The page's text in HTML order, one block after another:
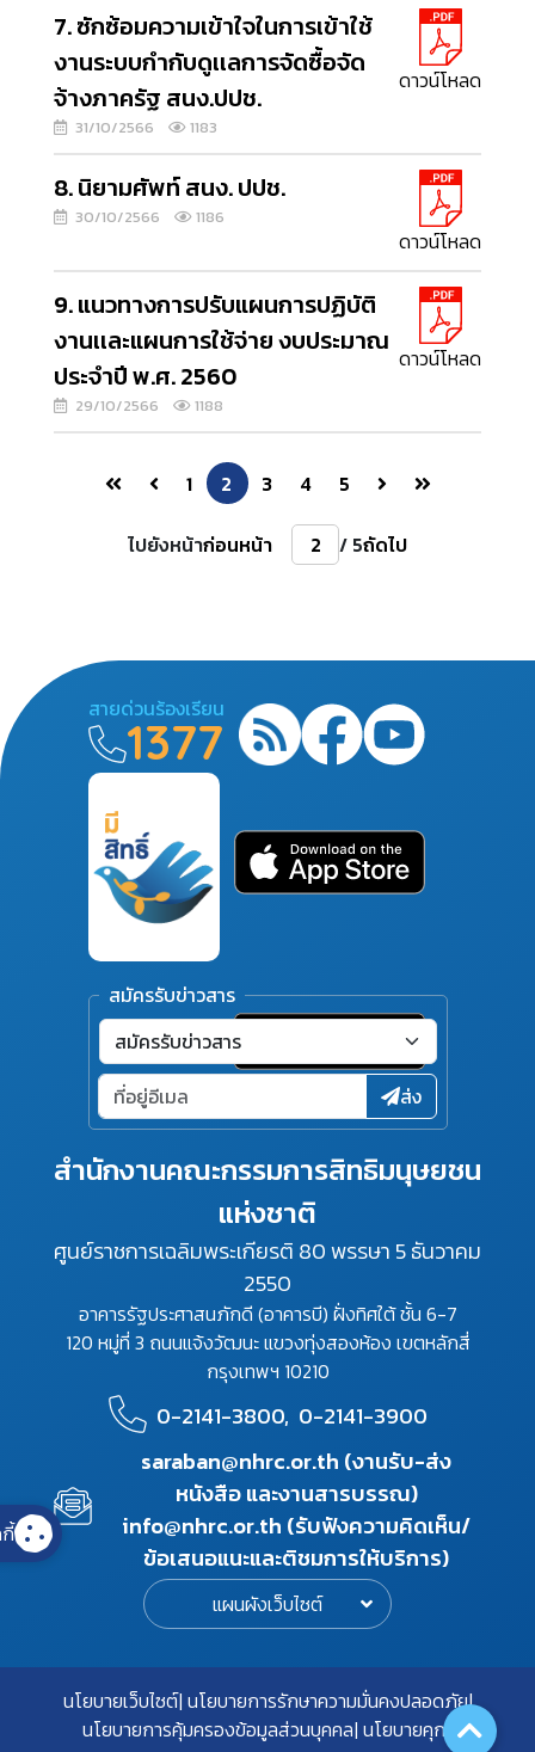
7. ซักซ้อมความเข้าใจในการเข้าใช้
งานระบบกำกับดูเเลการจัดซื้อจัด
จ้างภาครัฐ สนง.ปปช.
31/10/2566 1183
ดาวน์โหลด
8. นิยามศัพท์ สนง. ปปช.
30/10/2566 1186
ดาวน์โหลด
9. แนวทางการปรับแผนการปฏิบัติ
งานเเละแผนการใช้จ่าย งบประมาณ
ประจำปี พ.ศ. 2560
29/10/2566 1188
ดาวน์โหลด
1 2 3 4 5
ไปยังหน้าก่อนหน้า / 5ถัดไป
สำนักงานคณะกรรมการสิทธิมนุษยชน
แห่งชาติ
ศูนย์ราชการเฉลิมพระเกียรติ 80 พรรษา 5 ธันวาคม
2550
อาคารรัฐประศาสนภักดี (อาคารบี) ฝั่งทิศใต้ ชั้น 6-7
120 หมู่ที่ 3 ถนนแจ้งวัฒนะ แขวงทุ่งสองห้อง เขตหลักสี่
กรุงเทพฯ 10210
0-2141-3800, 0-2141-3900
saraban@nhrc.or.th (งานรับ-ส่ง
หนังสือ และงานสารบรรณ)
info@nhrc.or.th (รับฟังความคิดเห็น/
ข้อเสนอแนะและติชมการให้บริการ)
แผนผังเว็บไซต์
สายด่วนร้องเรียน
1377
สมัครรับข่าวสาร
ส่ง
นโยบายเว็บไซต์ นโยบายการรักษาความมั่นคงปลอดภัย
นโยบายการคุ้มครองข้อมูลส่วนบุคคล นโยบายคุกกี้